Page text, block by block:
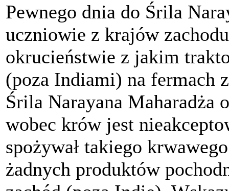
Pewnego dnia do Śrila
uczniowie z krajów
okrucieństwie z jakim
(poza Indiami) na fermach
Śrila Narayana Maharadża
wobec krów jest
spożywał takiego
żadnych produktów